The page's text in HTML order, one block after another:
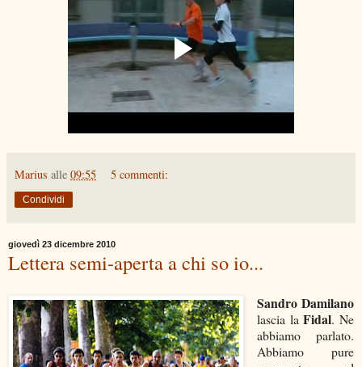
Marius alle 09:55 5 commenti:
Condividi
giovedì 23 dicembre 2010
Lettera semi-aperta a chi so io...
Sandro Damilano
lascia laFidal. Ne
abbiamo parlato.
Abbiamo pure